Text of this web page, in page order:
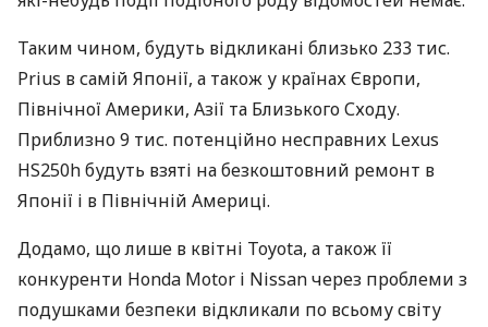
Таким чином, будуть відкликані близько 233 тис.
Prius в самій Японії, а також у країнах Європи,
Північної Америки, Азії та Близького Сходу.
Приблизно 9 тис. потенційно несправних Lexus
HS250h будуть взяті на безкоштовний ремонт в
Японії і в Північній Америці.
Додамо, що лише в квітні Toyota, а також її
конкуренти Honda Motor і Nissan через проблеми з
подушками безпеки відкликали по всьому світу